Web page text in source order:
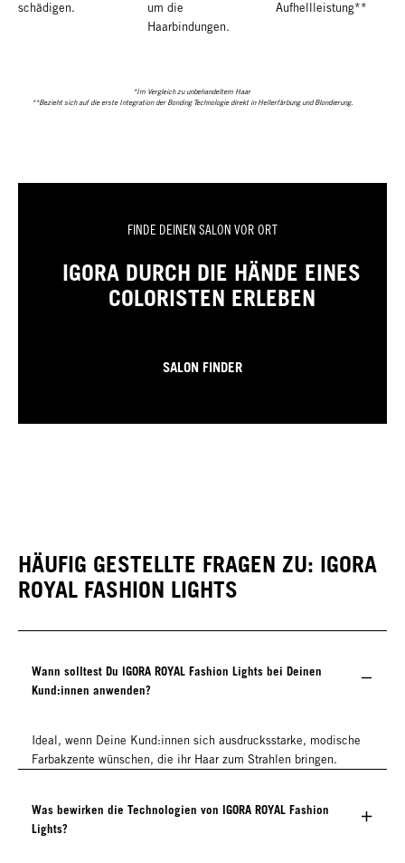
schädigen.
um die
Haarbindungen.
Aufhellleistung**
*Im Vergleich zu unbehandeltem Haar
**Bezieht sich auf die erste Integration der Bonding Technologie direkt in Hellerfärbung und Blondierung.
FINDE DEINEN SALON VOR ORT
IGORA DURCH DIE HÄNDE EINES
COLORISTEN ERLEBEN
SALON FINDER
HÄUFIG GESTELLTE FRAGEN ZU: IGORA
ROYAL FASHION LIGHTS
Wann solltest Du IGORA ROYAL Fashion Lights bei Deinen
Kund:innen anwenden?
Ideal, wenn Deine Kund:innen sich ausdrucksstarke, modische
Farbakzente wünschen, die ihr Haar zum Strahlen bringen.
Was bewirken die Technologien von IGORA ROYAL Fashion
Lights?